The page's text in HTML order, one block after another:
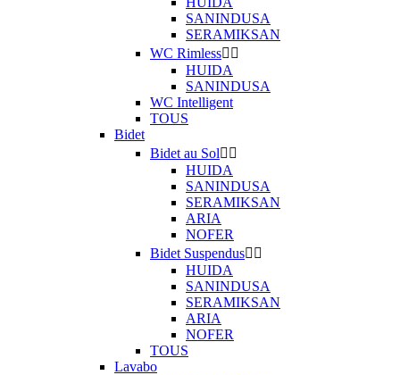
SANINDUSA
SERAMIKSAN
WC Rimless 
HUIDA
SANINDUSA
WC Intelligent
TOUS
Bidet
Bidet au Sol 
HUIDA
SANINDUSA
SERAMIKSAN
ARIA
NOFER
Bidet Suspendus 
HUIDA
SANINDUSA
SERAMIKSAN
ARIA
NOFER
TOUS
Lavabo